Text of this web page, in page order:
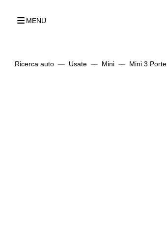
MENU
Ricerca auto Usate Mini Mini 3 Porte